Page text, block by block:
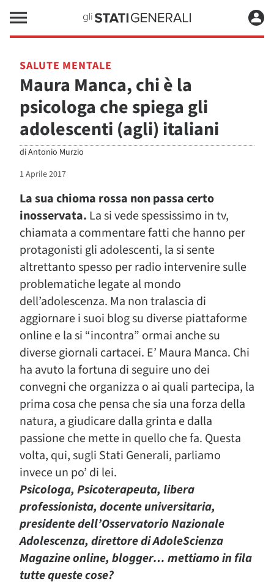
SALUTE MENTALE
Maura Manca, chi è la
psicologa che spiega gli
adolescenti (agli) italiani
diAntonio Murzio
1 Aprile 2017
La sua chioma rossa non passa certo
inosservata. La si vede spessissimo in tv,
chiamata a commentare fatti che hanno per
protagonisti gli adolescenti, la si sente
altrettanto spesso per radio intervenire sulle
problematiche legate al mondo
dell’adolescenza. Ma non tralascia di
aggiornare i suoi blog su diverse piattaforme
online e la si “incontra” ormai anche su
diverse giornali cartacei. E’ Maura Manca. Chi
ha avuto la fortuna di seguire uno dei
convegni che organizza o ai quali partecipa, la
prima cosa che pensa che sia una forza della
natura, a giudicare dalla grinta e dalla
passione che mette in quello che fa. Questa
volta, qui, sugli Stati Generali, parliamo
invece un po’ di lei.
Psicologa, Psicoterapeuta, libera
professionista, docente universitaria,
presidente dell’Osservatorio Nazionale
Adolescenza, direttore di AdoleScienza
Magazine online, blogger… mettiamo in fila
tutte queste cose?